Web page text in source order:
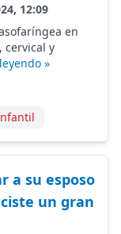
12:09
en
cervical y
»
a su esposo
un gran